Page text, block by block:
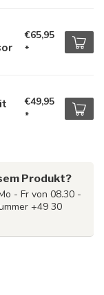
€65,95
*
€49,95
*
Produkt?
- Fr von 08.30 -
+49 30